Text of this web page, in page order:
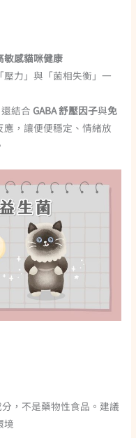
敏感貓咪健康
力」與「菌相失衡」一
結合 GABA 舒壓因子與免
應，讓便便穩定、情緒放
，不是藥物性食品。建議
境